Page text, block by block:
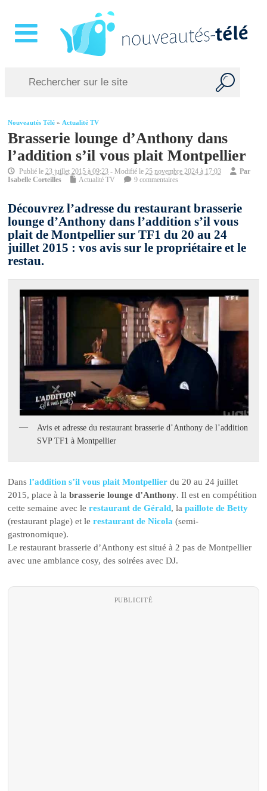
Nouveautés Télé »Actualité TV
Brasserie lounge d’Anthony dans
l’addition s’il vous plait Montpellier
Publié le23 juillet 2015 à 09:23 - Modifié le25 novembre 2024 à 17:03
Par
Isabelle Corteilles
Actualité TV 9 commentaires
Découvrez l’adresse du restaurant brasserie
lounge d’Anthony dans l’addition s’il vous
plait de Montpellier sur TF1 du 20 au 24
juillet 2015 : vos avis sur le propriétaire et le
restau.
Avis et adresse du restaurant brasserie d’Anthony de l’addition
SVP TF1 à Montpellier
Dansl’addition s’il vous plait Montpellier du 20 au 24 juillet
2015, place à labrasserie lounge d’Anthony. Il est en compétition
cette semaine avec lerestaurant de Gérald, lapaillote de Betty
(restaurant plage) et lerestaurant de Nicola (semi-
gastronomique).
Le restaurant brasserie d’Anthony est situé à 2 pas de Montpellier
avec une ambiance cosy, des soirées avec DJ.
PUBLICITÉ